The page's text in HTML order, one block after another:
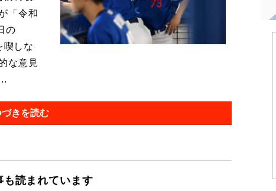
「令和
の
喫しな
な意見
づきを読む
も読まれています